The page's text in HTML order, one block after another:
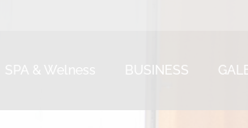
SPA & Welness BUSINESS
SPA & Welness BUSINESS